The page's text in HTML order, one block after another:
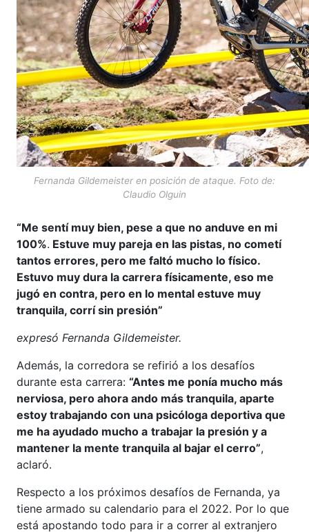
Fernanda Gildemeister en posición de ataque. Foto de:
Claudio Olguin
“Me sentí muy bien, pese a que no anduve en mi
100%. Estuve muy pareja en las pistas, no cometí
tantos errores, pero me faltó mucho lo físico.
Estuvo muy dura la carrera físicamente, eso me
jugó en contra, pero en lo mental estuve muy
tranquila, corrí sin presión”
expresó Fernanda Gildemeister.
Además, la corredora se refirió a los desafíos
durante esta carrera: “Antes me ponía mucho más
nerviosa, pero ahora ando más tranquila, aparte
estoy trabajando con una psicóloga deportiva que
me ha ayudado mucho a trabajar la presión y a
mantener la mente tranquila al bajar el cerro”,
aclaró.
Respecto a los próximos desafíos de Fernanda, ya
tiene armado su calendario para el 2022. Por lo que
está apostando todo para ir a correr al extranjero